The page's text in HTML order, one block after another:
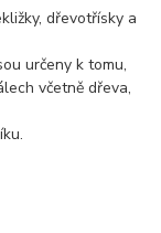
dřevotřísky a
určeny k tomu,
včetně dřeva,